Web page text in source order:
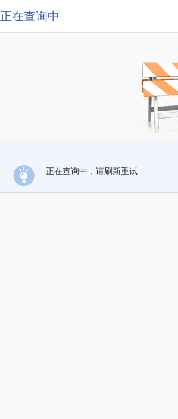
正在查询中
正在查询中，请刷新重试